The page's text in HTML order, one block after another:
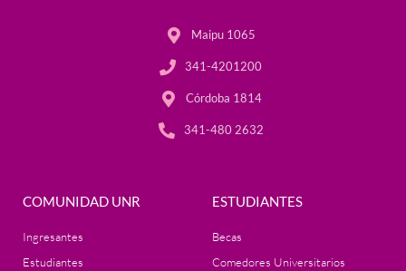
Maipu 1065
341-4201200
Córdoba 1814
341-480 2632
COMUNIDAD UNR
Ingresantes
Estudiantes
ESTUDIANTES
Becas
Comedores Universitarios